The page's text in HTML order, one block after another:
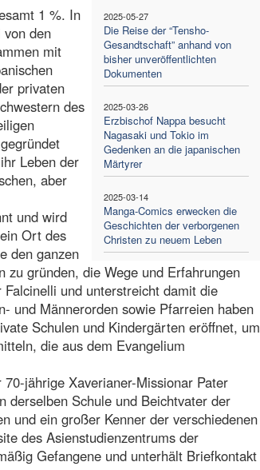
2025-05-27
Die Reise der “Tensho-
Gesandtschaft” anhand von
bisher unveröffentlichten
Dokumenten
2025-03-26
Erzbischof Nappa besucht
Nagasaki und Tokio im
Gedenken an die japanischen
Märtyrer
2025-03-14
Manga-Comics erwecken die
Geschichten der verborgenen
Christen zu neuem Leben
1 %. In
den
mit
privaten
des
Leben der
aber
und wird
Ort des
den ganzen
zu gründen, die Wege und Erfahrungen
und unterstreicht damit die
und Männerorden sowie Pfarreien haben
Schulen und Kindergärten eröffnet, um
die aus dem Evangelium
jährige Xaverianer-Missionar Pater
derselben Schule und Beichtvater der
und ein großer Kenner der verschiedenen
des Asienstudienzentrums der
Gefangene und unterhält Briefkontakt